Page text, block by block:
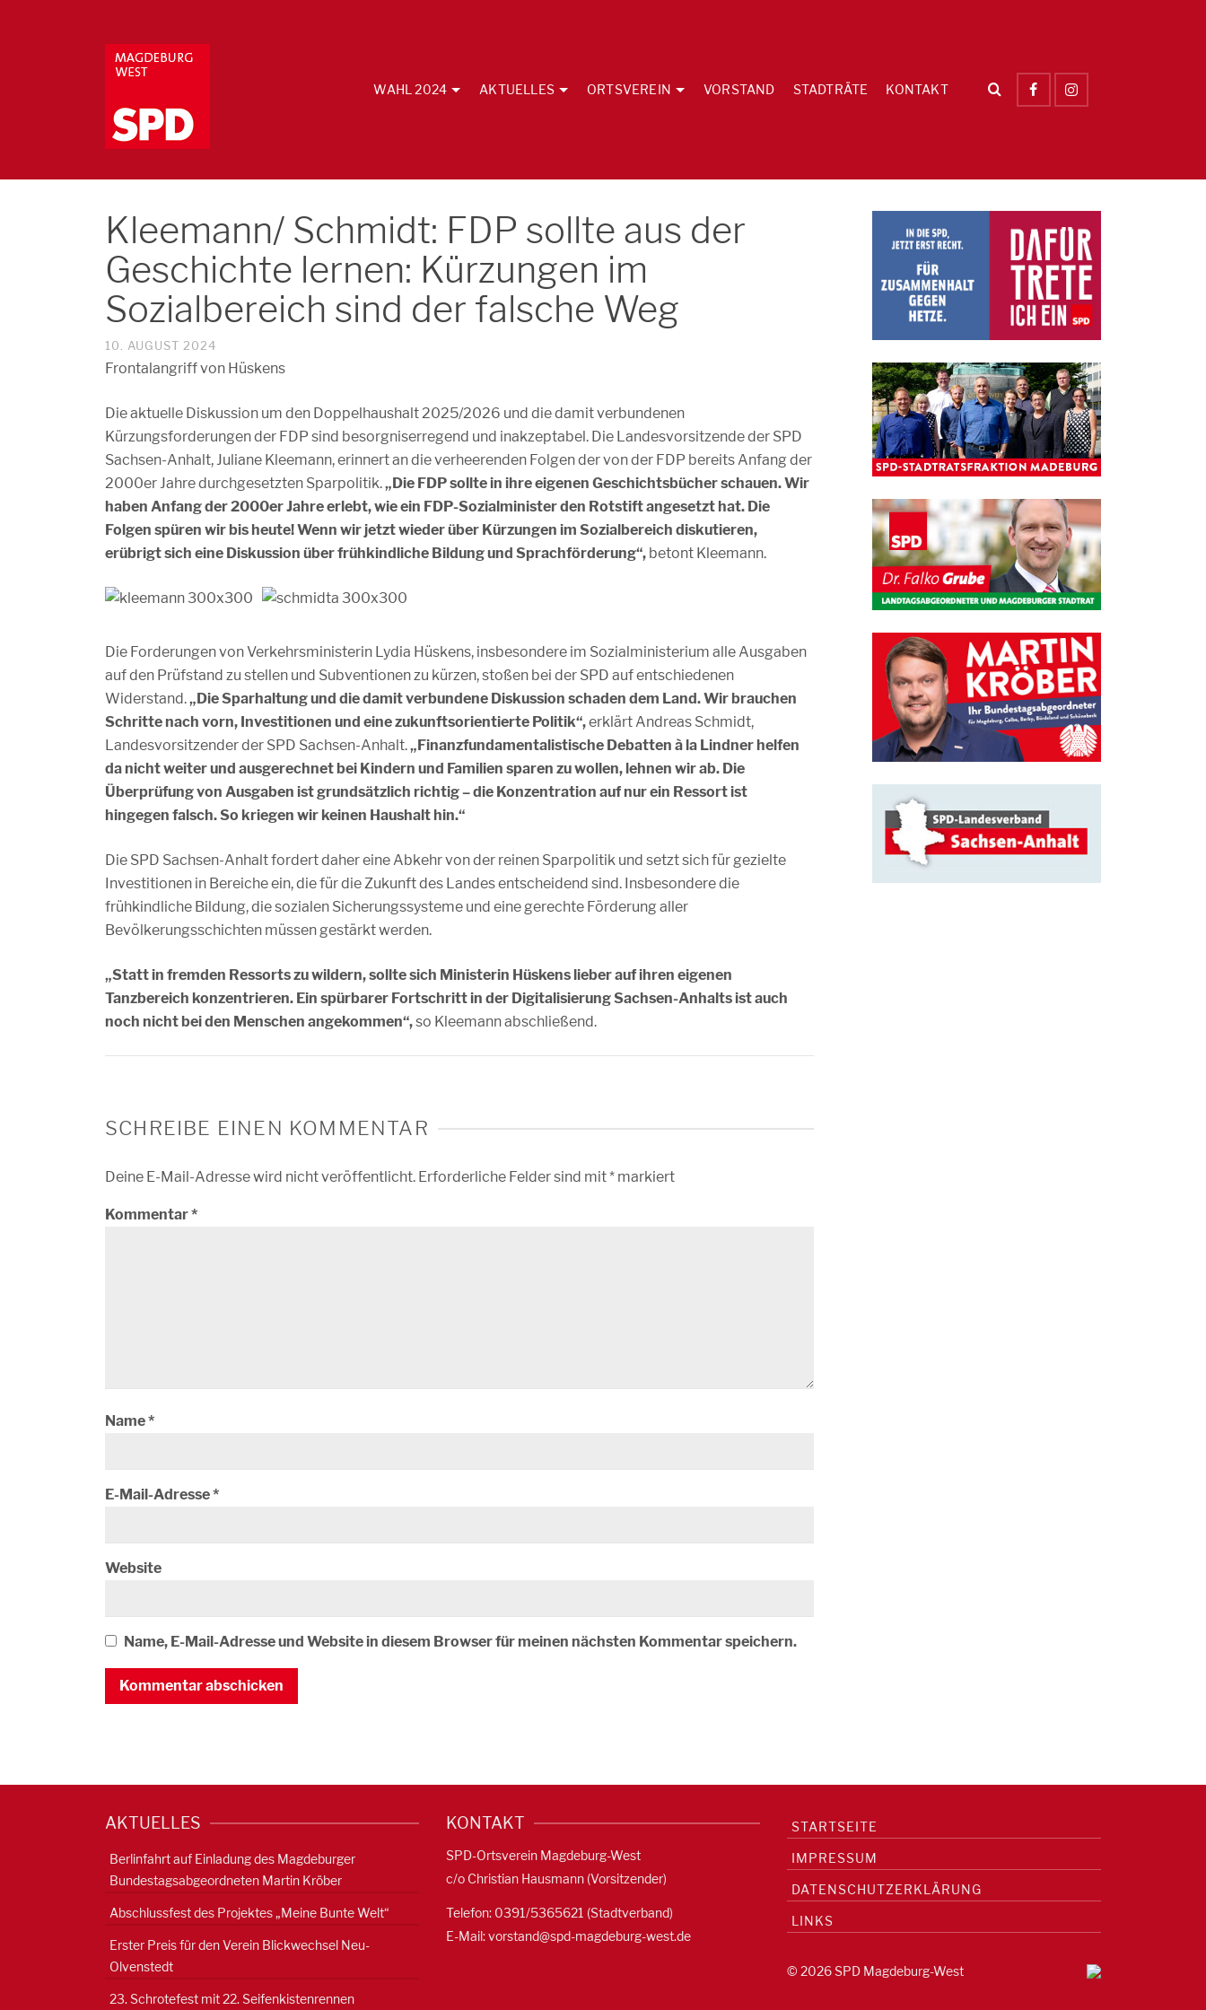
WAHL 2024 AKTUELLES ORTSVEREIN VORSTAND STADTRÄTE KONTAKT
Kleemann/ Schmidt: FDP sollte aus der
Geschichte lernen: Kürzungen im
Sozialbereich sind der falsche Weg
10. AUGUST 2024
Frontalangriff von Hüskens
Die aktuelle Diskussion um den Doppelhaushalt 2025/2026 und die damit verbundenen
Kürzungsforderungen der FDP sind besorgniserregend und inakzeptabel. Die Landesvorsitzende der SPD
Sachsen-Anhalt, Juliane Kleemann, erinnert an die verheerenden Folgen der von der FDP bereits Anfang der
2000er Jahre durchgesetzten Sparpolitik.„Die FDP sollte in ihre eigenen Geschichtsbücher schauen. Wir
haben Anfang der 2000er Jahre erlebt, wie ein FDP-Sozialminister den Rotstift angesetzt hat. Die
Folgen spüren wir bis heute! Wenn wir jetzt wieder über Kürzungen im Sozialbereich diskutieren,
erübrigt sich eine Diskussion über frühkindliche Bildung und Sprachförderung“, betont Kleemann.
Die Forderungen von Verkehrsministerin Lydia Hüskens, insbesondere im Sozialministerium alle Ausgaben
auf den Prüfstand zu stellen und Subventionen zu kürzen, stoßen bei der SPD auf entschiedenen
Widerstand.„Die Sparhaltung und die damit verbundene Diskussion schaden dem Land. Wir brauchen
Schritte nach vorn, Investitionen und eine zukunftsorientierte Politik“,erklärt Andreas Schmidt,
Landesvorsitzender der SPD Sachsen-Anhalt.„Finanzfundamentalistische Debatten à la Lindner helfen
da nicht weiter und ausgerechnet bei Kindern und Familien sparen zu wollen, lehnen wir ab. Die
Überprüfung von Ausgaben ist grundsätzlich richtig – die Konzentration auf nur ein Ressort ist
hingegen falsch. So kriegen wir keinen Haushalt hin.“
Die SPD Sachsen-Anhalt fordert daher eine Abkehr von der reinen Sparpolitik und setzt sich für gezielte
Investitionen in Bereiche ein, die für die Zukunft des Landes entscheidend sind. Insbesondere die
frühkindliche Bildung, die sozialen Sicherungssysteme und eine gerechte Förderung aller
Bevölkerungsschichten müssen gestärkt werden.
„Statt in fremden Ressorts zu wildern, sollte sich Ministerin Hüskens lieber auf ihren eigenen
Tanzbereich konzentrieren. Ein spürbarer Fortschritt in der Digitalisierung Sachsen-Anhalts ist auch
noch nicht bei den Menschen angekommen“,so Kleemann abschließend.
SCHREIBE EINEN KOMMENTAR
Deine E-Mail-Adresse wird nicht veröffentlicht. Erforderliche Felder sind mit* markiert
Kommentar*
Name*
E-Mail-Adresse*
Website
Name, E-Mail-Adresse und Website in diesem Browser für meinen nächsten Kommentar speichern.
AKTUELLES
Berlinfahrt auf Einladung des Magdeburger
Bundestagsabgeordneten Martin Kröber
Abschlussfest des Projektes „Meine Bunte Welt“
Erster Preis für den Verein Blickwechsel Neu-
Olvenstedt
23. Schrotefest mit 22. Seifenkistenrennen
KONTAKT
SPD-Ortsverein Magdeburg-West
c/o Christian Hausmann (Vorsitzender)
Telefon: 0391/5365621 (Stadtverband)
E-Mail:vorstand@spd-magdeburg-west.de
STARTSEITE
IMPRESSUM
DATENSCHUTZERKLÄRUNG
LINKS
© 2026 SPD Magdeburg-West